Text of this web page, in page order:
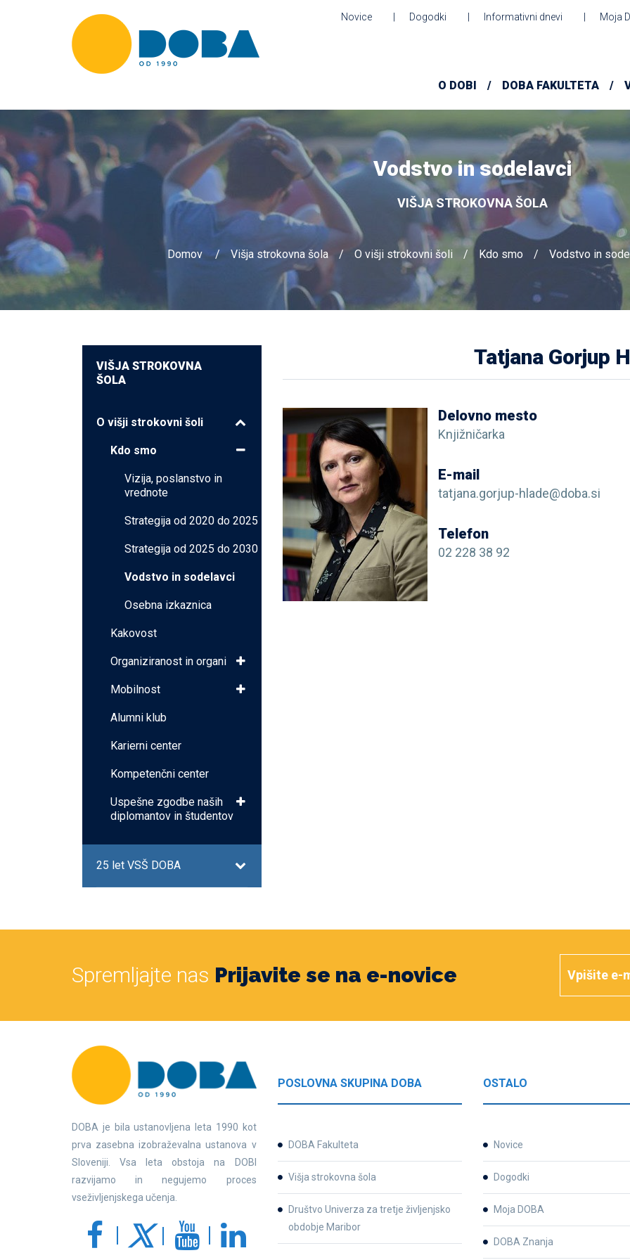
Novice Dogodki Informativni dnevi Moja
O DOBI DOBA FAKULTETA
Vodstvo in sodelavci
VIŠJA STROKOVNA ŠOLA
Domov Višja strokovna šola O višji strokovni šoli Kdo smo Vodstvo in
VIŠJA STROKOVNA
ŠOLA
O višji strokovni šoli
Kdo smo
Vizija, poslanstvo in
vrednote
Strategija od 2020 do 2025
Strategija od 2025 do 2030
Vodstvo in sodelavci
Osebna izkaznica
Kakovost
Organiziranost in organi
Mobilnost
Alumni klub
Karierni center
Kompetenčni center
Uspešne zgodbe naših
diplomantov in študentov
25 let VSŠ DOBA
Tatjana Gorjup
Delovno mesto
Knjižničarka
E-mail
tatjana.gorjup-hlade@doba.si
Telefon
02 228 38 92
Spremljajte nas Prijavite se na e-novice
DOBA je bila ustanovljena leta 1990 kot
prva zasebna izobraževalna ustanova v
Sloveniji. Vsa leta obstoja na DOBI
razvijamo in negujemo proces
vseživljenjskega učenja.
POSLOVNA SKUPINA DOBA
DOBA Fakulteta
Višja strokovna šola
Društvo Univerza za tretje življenjsko
obdobje Maribor
OSTALO
Novice
Dogodki
Moja DOBA
DOBA Znanja